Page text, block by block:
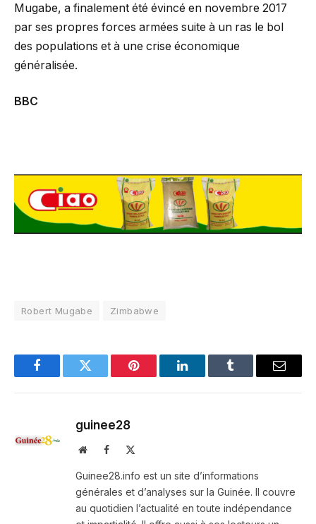
Mugabe, a finalement été évincé en novembre 2017
par ses propres forces armées suite à un ras le bol
des populations et à une crise économique
généralisée.
BBC
Robert Mugabe Zimbabwe
FacebookTwitter Pinterest LinkedInTumblr Email
guinee28
WebsiteFacebook
Guinee28.info est un site d’informations
générales et d’analyses sur la Guinée. Il couvre
au quotidien l’actualité en toute indépendance